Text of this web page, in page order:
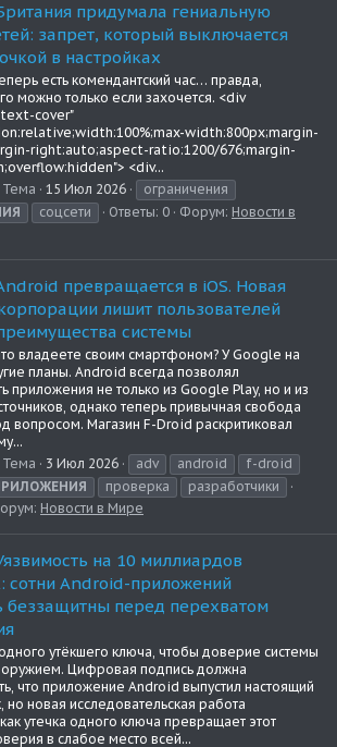
придумала гениальную
запрет, который выключается
в настройках
есть комендантский час… правда,
можно только если захочется. <div
cover"
width:800px;margin-
right:auto;aspect-ratio:1200/676;margin-
<div...
Тема 15 Июл 2026
ограничения
соцсети Ответы: 0 Форум: Новости в
превращается в iOS. Новая
лишит пользователей
системы
владеете своим смартфоном? У Google на
планы. Android всегда позволял
приложения не только из Google Play, но и из
однако теперь привычная свобода
вопросом. Магазин F-Droid раскритиковал
Тема 3 Июл 2026 adv android
f-droid
проверка
разработчики
Новости в Мире
на 10 миллиардов
сотни Android-приложений
беззащитны перед перехватом
утёкшего ключа, чтобы доверие системы
оружием. Цифровая подпись должна
что приложение Android выпустил настоящий
но новая исследовательская работа
утечка одного ключа превращает этот
в слабое место всей...